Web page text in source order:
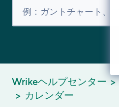
Wrikeヘルプセンター
カレンダー